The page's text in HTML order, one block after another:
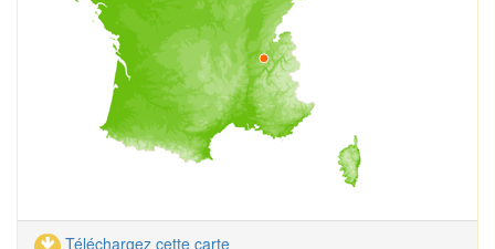
Téléchargez cette carte